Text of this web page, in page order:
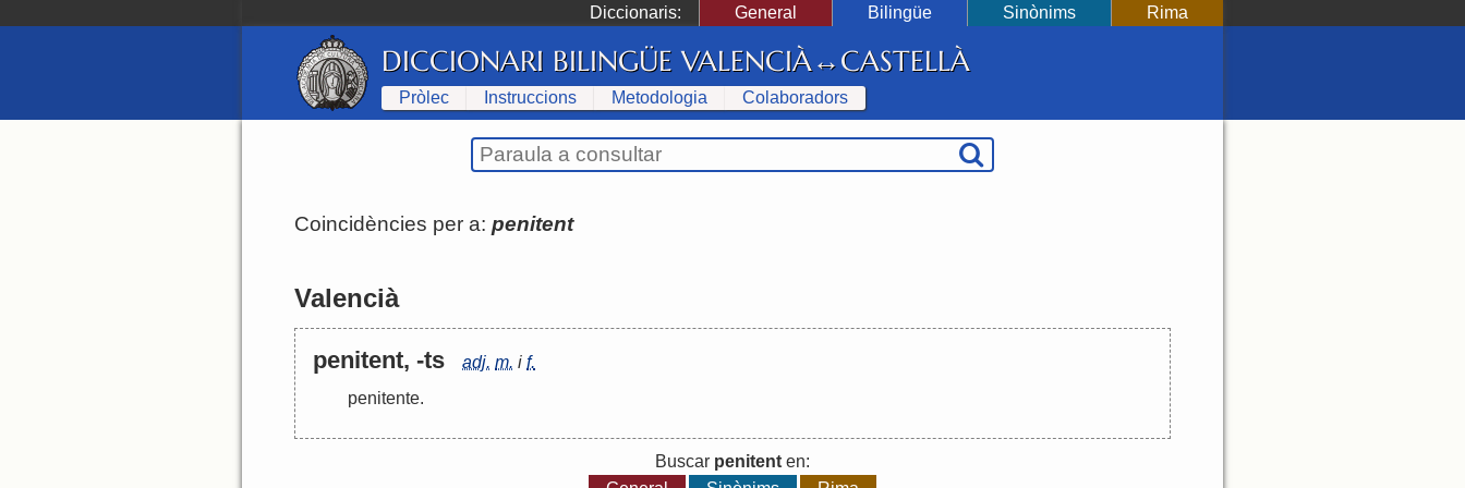
Diccionaris: General Bilingüe Sinònims Rima
DICCIONARI BILINGÜE VALENCIÀ↔CASTELLÀ
Pròlec Instruccions Metodologia Colaboradors
Coincidències per a: penitent
Valencià
penitent, -ts adj. m. i f.
penitente.
Buscar penitent en: